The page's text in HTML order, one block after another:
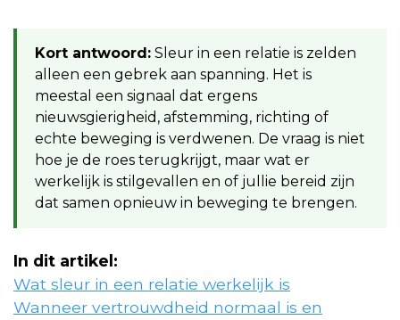
Kort antwoord: Sleur in een relatie is zelden
alleen een gebrek aan spanning. Het is
meestal een signaal dat ergens
nieuwsgierigheid, afstemming, richting of
echte beweging is verdwenen. De vraag is niet
hoe je de roes terugkrijgt, maar wat er
werkelijk is stilgevallen en of jullie bereid zijn
dat samen opnieuw in beweging te brengen.
In dit artikel:
Wat sleur in een relatie werkelijk is
Wanneer vertrouwdheid normaal is en